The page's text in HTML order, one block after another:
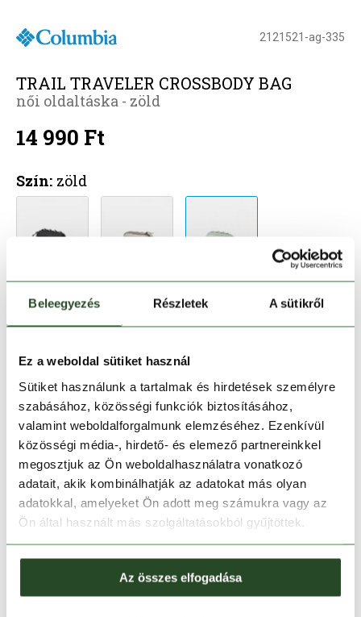
Beleegyezés Részletek A sütikről
Ez a weboldal sütiket használ
Sütiket használunk a tartalmak és hirdetések személyre
szabásához, közösségi funkciók biztosításához,
valamint weboldalforgalmunk elemzéséhez. Ezenkívül
közösségi média-, hirdető- és elemező partnereinkkel
megosztjuk az Ön weboldalhasználatra vonatkozó
adatait, akik kombinálhatják az adatokat más olyan
adatokkal, amelyeket Ön adott meg számukra vagy az
Ön által használt más szolgáltatásokból gyűjtöttek.
Az összes elfogadása
TERMÉKLEÍRÁS
2121521-ag-335
TRAIL TRAVELER CROSSBODY BAG
női oldaltáska - zöld
14 990 Ft
Szín: zöld
Kosárba teszem
Melyik üzletben elérhető|Foglalás
30 napos visszaküldés
1-2 munkanapos szállítás
Ingyenes kiszállítás 15 000 Ft felett